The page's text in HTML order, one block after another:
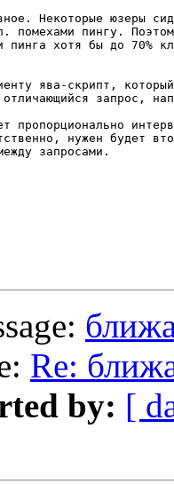
Некоторые юзеры
помехами пингу.
пинга хотя бы до 70%
ява-скрипт,
запрос,
пропорционально
нужен будет
запросами.
Re:
by: [